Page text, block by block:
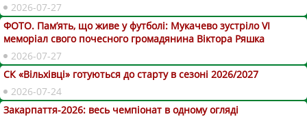
2026-07-27
ФОТО. Пам’ять, що живе у футболі: Мукачево зустріло VI
меморіал свого почесного громадянина Віктора Ряшка
2026-07-27
СК «Вільхівці» готуються до старту в сезоні 2026/2027
2026-07-24
Закарпаття-2026: весь чемпіонат в одному огляді